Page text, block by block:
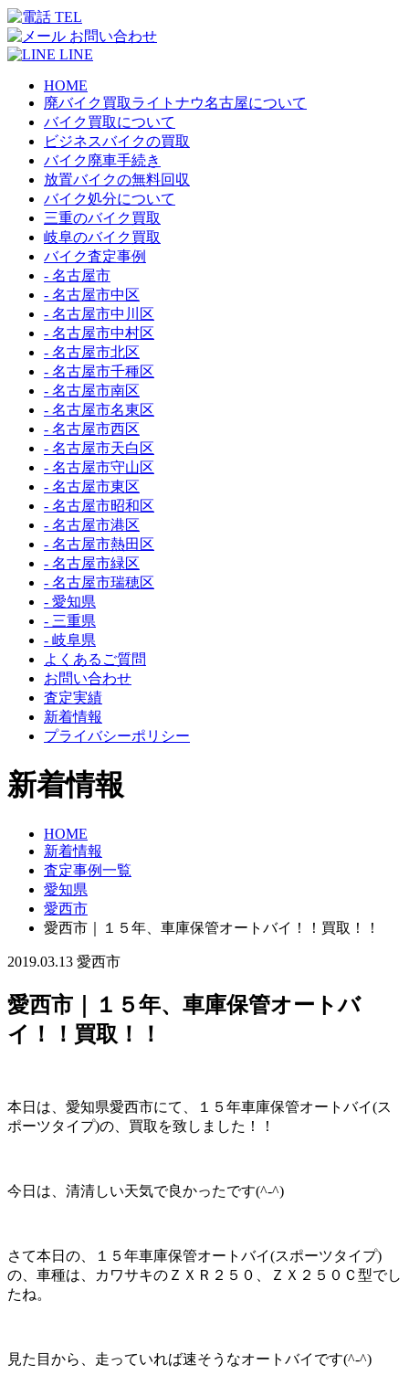
TEL
お問い合わせ
LINE
HOME
廃バイク買取ライトナウ名古屋について
バイク買取について
ビジネスバイクの買取
バイク廃車手続き
放置バイクの無料回収
バイク処分について
三重のバイク買取
岐阜のバイク買取
バイク査定事例
- 名古屋市
- 名古屋市中区
- 名古屋市中川区
- 名古屋市中村区
- 名古屋市北区
- 名古屋市千種区
- 名古屋市南区
- 名古屋市名東区
- 名古屋市西区
- 名古屋市天白区
- 名古屋市守山区
- 名古屋市東区
- 名古屋市昭和区
- 名古屋市港区
- 名古屋市熱田区
- 名古屋市緑区
- 名古屋市瑞穂区
- 愛知県
- 三重県
- 岐阜県
よくあるご質問
お問い合わせ
査定実績
新着情報
プライバシーポリシー
新着情報
HOME
新着情報
査定事例一覧
愛知県
愛西市
愛西市｜１５年、車庫保管オートバイ！！買取！！
2019.03.13 愛西市
愛西市｜１５年、車庫保管オートバ
イ！！買取！！
本日は、愛知県愛西市にて、１５年車庫保管オートバイ(ス
ポーツタイプ)の、買取を致しました！！
今日は、清清しい天気で良かったです(^-^)
さて本日の、１５年車庫保管オートバイ(スポーツタイプ)
の、車種は、カワサキのＺＸＲ２５０、ＺＸ２５０Ｃ型でし
たね。
見た目から、走っていれば速そうなオートバイです(^-^)